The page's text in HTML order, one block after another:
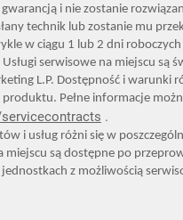
i nie zostanie
technik lub zostanie mu
w ciągu 1 lub 2 dni
serwisowe na miejscu są
L.P. Dostępność i warunki
Pełne informacje
.
i usług różni się w
miejscu są dostępne po
z możliwością